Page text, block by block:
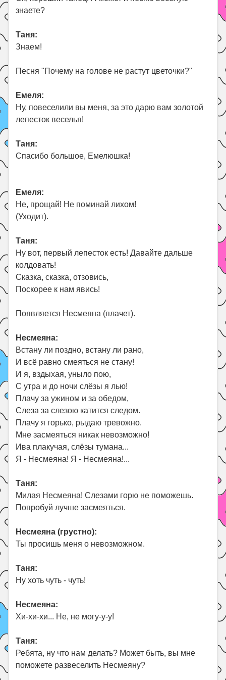
знаете?
Таня:
Знаем!
Песня "Почему на голове не растут цветочки?"
Емеля:
Ну, повеселили вы меня, за это дарю вам золотой
лепесток веселья!
Таня:
Спасибо большое, Емелюшка!
Емеля:
Не, прощай! Не поминай лихом!
(Уходит).
Таня:
Ну вот, первый лепесток есть! Давайте дальше
колдовать!
Сказка, сказка, отзовись,
Поскорее к нам явись!
Появляется Несмеяна (плачет).
Несмеяна:
Встану ли поздно, встану ли рано,
И всё равно смеяться не стану!
И я, вздыхая, уныло пою,
С утра и до ночи слёзы я лью!
Плачу за ужином и за обедом,
Слеза за слезою катится следом.
Плачу я горько, рыдаю тревожно.
Мне засмеяться никак невозможно!
Ива плакучая, слёзы тумана...
Я - Несмеяна! Я - Несмеяна!...
Таня:
Милая Несмеяна! Слезами горю не поможешь.
Попробуй лучше засмеяться.
Несмеяна (грустно):
Ты просишь меня о невозможном.
Таня:
Ну хоть чуть - чуть!
Несмеяна:
Хи-хи-хи... Не, не могу-у-у!
Таня:
Ребята, ну что нам делать? Может быть, вы мне
поможете развеселить Несмеяну?